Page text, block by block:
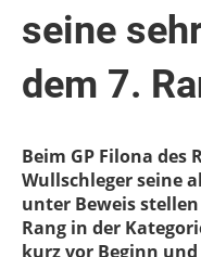
seine
dem 7.
Beim GP Filona des
Wullschleger seine
unter Beweis
Rang in der
kurz vor Beginn